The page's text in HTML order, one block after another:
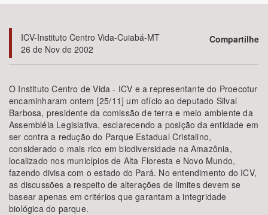
Tema
Subtema
Área de Levantamento
Área Protegida
BUSCAR
ICV-Instituto Centro Vida-Cuiabá-MT
26 de Nov de 2002
Compartilhe
O Instituto Centro de Vida - ICV e a representante do Proecotur
encaminharam ontem [25/11] um ofício ao deputado Silval
Barbosa, presidente da comissão de terra e meio ambiente da
Assembléia Legislativa, esclarecendo a posição da entidade em
ser contra a redução do Parque Estadual Cristalino,
considerado o mais rico em biodiversidade na Amazônia,
localizado nos municípios de Alta Floresta e Novo Mundo,
fazendo divisa com o estado do Pará. No entendimento do ICV,
as discussões a respeito de alterações de limites devem se
basear apenas em critérios que garantam a integridade
biológica do parque.